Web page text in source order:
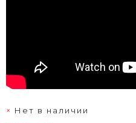
Нет в наличии